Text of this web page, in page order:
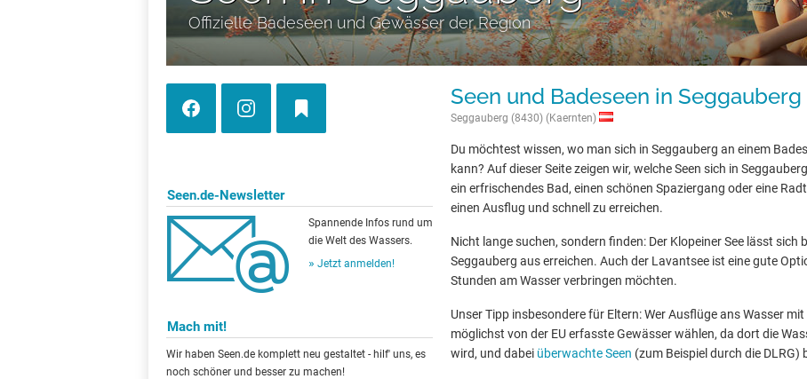
Offizielle Badeseen und Gewässer der Region
Seen.de-Newsletter
Spannende Infos rund um
die Welt des Wassers.
Jetzt anmelden!
Mach mit!
Wir haben Seen.de komplett neu gestaltet - hilf' uns, es
noch schöner und besser zu machen!
Seen und Badeseen in
Seggauberg (8430) (Kaernten)
Du möchtest wissen, wo man sich in Seggauberg an einem
kann? Auf dieser Seite zeigen wir, welche Seen sich in
ein erfrischendes Bad, einen schönen Spaziergang oder eine
einen Ausflug und schnell zu erreichen.
Nicht lange suchen, sondern finden: Der Klopeiner See lässt sich
Seggauberg aus erreichen. Auch der Lavantsee ist eine gute
Stunden am Wasser verbringen möchten.
Unser Tipp insbesondere für Eltern: Wer Ausflüge ans Wasser
möglichst von der EU erfasste Gewässer wählen, da dort die
wird, und dabei überwachte Seen (zum Beispiel durch die DLRG)